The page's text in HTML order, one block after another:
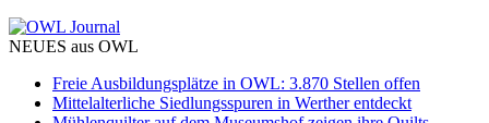
NEUES aus OWL
Freie Ausbildungsplätze in OWL: 3.870 Stellen offen
Mittelalterliche Siedlungsspuren in Werther entdeckt